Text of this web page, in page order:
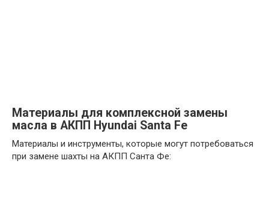
Материалы для комплексной замены
масла в АКПП Hyundai Santa Fe
Материалы и инструменты, которые могут потребоваться
при замене шахты на АКПП Санта Фе: